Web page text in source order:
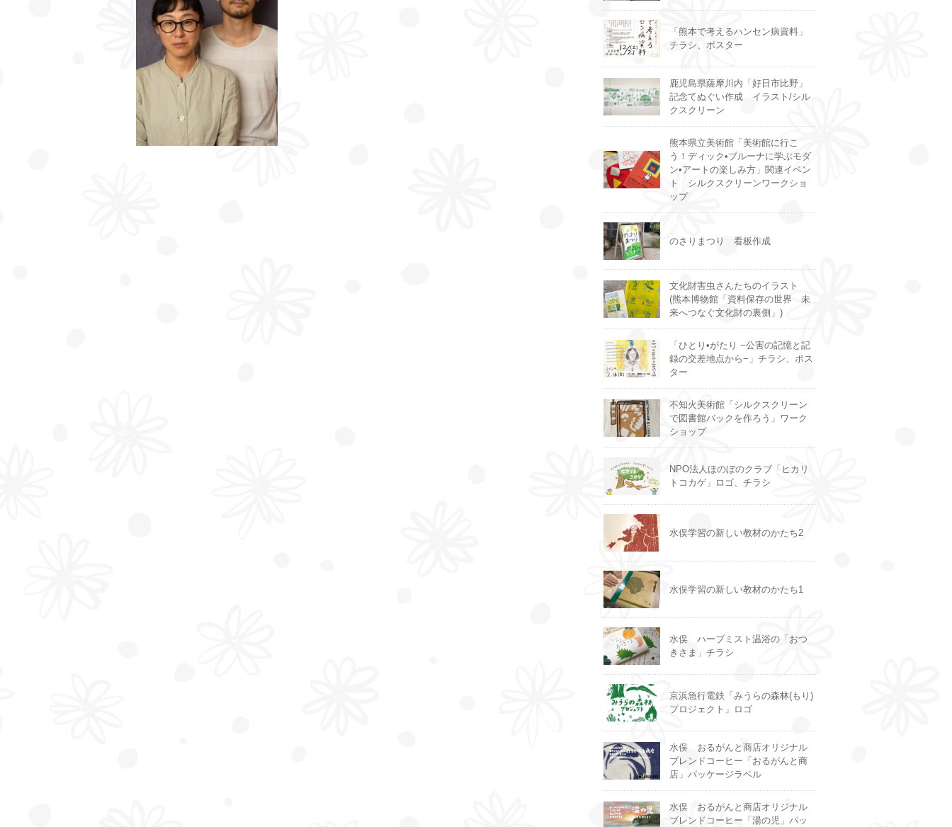
「熊本で考えるハンセン病資料」
チラシ、ポスター
鹿児島県薩摩川内「好日市比野」
記念てぬぐい作成 イラスト/シル
クスクリーン
熊本県立美術館「美術館に行こ
う！ディック•ブルーナに学ぶモダ
ン•アートの楽しみ方」関連イベン
ト シルクスクリーンワークショ
ップ
のさりまつり 看板作成
文化財害虫さんたちのイラスト
(熊本博物館「資料保存の世界 未
来へつなぐ文化財の裏側」)
「ひとり•がたり −公害の記憶と記
録の交差地点から−」チラシ、ポス
ター
不知火美術館「シルクスクリーン
で図書館バックを作ろう」ワーク
ショップ
NPO法人ほのぼのクラブ「ヒカリ
トコカゲ」ロゴ、チラシ
水俣学習の新しい教材のかたち2
水俣学習の新しい教材のかたち1
水俣 ハーブミスト温浴の「おつ
きさま」チラシ
京浜急行電鉄「みうらの森林(もり)
プロジェクト」ロゴ
水俣 おるがんと商店オリジナル
ブレンドコーヒー「おるがんと商
店」パッケージラベル
水俣 おるがんと商店オリジナル
ブレンドコーヒー「湯の児」パッ